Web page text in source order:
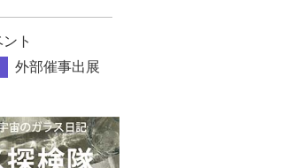
ト
外部催事出展